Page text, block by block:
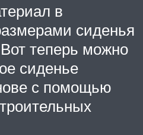
в
сиденья
теперь можно
сиденье
с помощью